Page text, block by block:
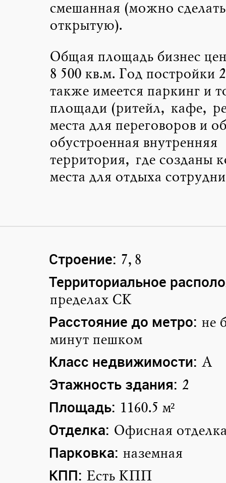
смешанная (можно сделать
открытую).
Общая площадь бизнес
8 500 кв.м. Год постройки
также имеется паркинг и
площади (ритейл, кафе,
места для переговоров и
обустроенная внутренняя
территория, где созданы
места для отдыха
Строение: 7,8
Территориальное
пределах СК
Расстояние до метро: не
минут пешком
Класс недвижимости: A
Этажность здания: 2
Площадь: 1160.5 м²
Отделка: Офисная отделка
Парковка: наземная
КПП: Есть КПП